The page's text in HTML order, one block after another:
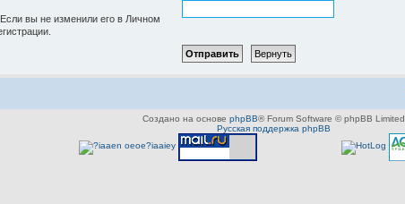
вы не изменили его в Личном
Создано на основе phpBB® Forum Software © phpBB Limited
Русская поддержка phpBB